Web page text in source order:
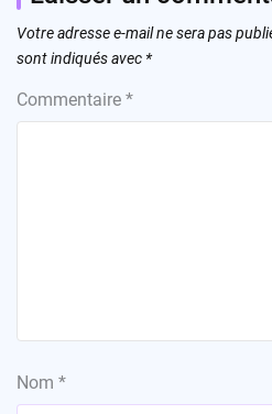
Votre adresse e-mail ne sera pas
sont indiqués avec *
Commentaire *
Nom *